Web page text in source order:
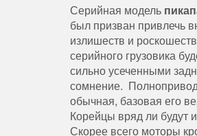
Серийная модель
был призван привлечь
излишеств и
серийного грузовика
сильно усеченными
сомнение.
обычная, базовая его
Корейцы вряд ли будут
Скорее всего моторы